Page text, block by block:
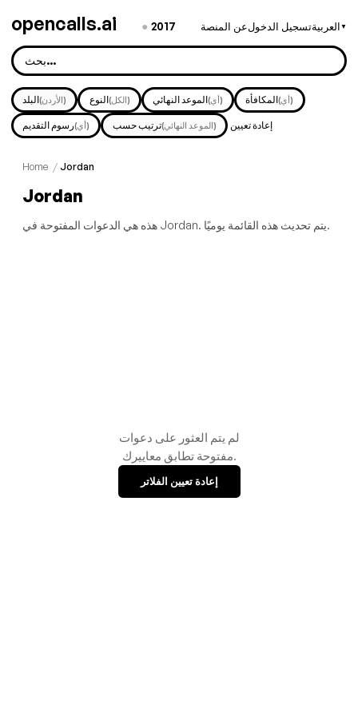
opencalls.ai ● 2017 عن المنصةتسجيل الدخولالعربية ▼
البلد (الأردن) النوع (الكل) الموعد النهائي (أي) المكافأة (أي)
رسوم التقديم (أي) ترتيب حسب (الموعد النهائي) إعادة تعيين
Home / Jordan
Jordan
هذه هي الدعوات المفتوحة في Jordan. يتم تحديث هذه القائمة يوميًا.
لم يتم العثور على دعوات
مفتوحة تطابق معاييرك.
إعادة تعيين الفلاتر